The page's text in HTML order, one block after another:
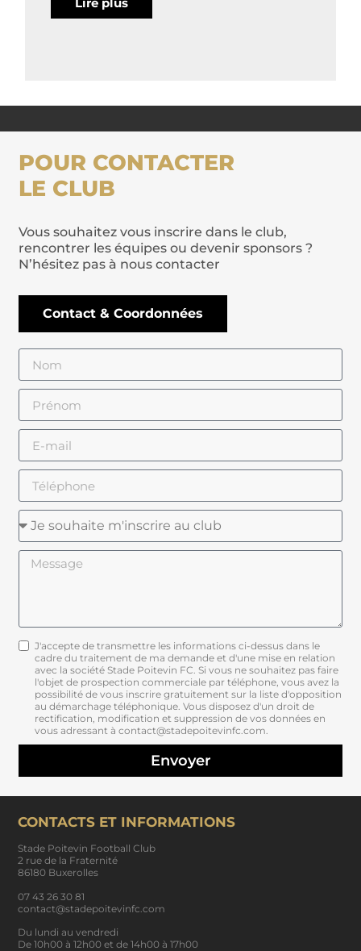
POUR CONTACTER
LE CLUB
Vous souhaitez vous inscrire dans le club,
rencontrer les équipes ou devenir sponsors ?
N’hésitez pas à nous contacter
Contact & Coordonnées
J'accepte de transmettre les informations ci-dessus dans le
cadre du traitement de ma demande et d'une mise en relation
avec la société Stade Poitevin FC. Si vous ne souhaitez pas faire
l'objet de prospection commerciale par téléphone, vous avez la
possibilité de vous inscrire gratuitement sur la liste d'opposition
au démarchage téléphonique. Vous disposez d'un droit de
rectification, modification et suppression de vos données en
vous adressant à contact@stadepoitevinfc.com.
Envoyer
CONTACTS ET INFORMATIONS
Stade Poitevin Football Club
2 rue de la Fraternité
86180 Buxerolles
07 43 26 30 81
contact@stadepoitevinfc.com
Du lundi au vendredi
De 10h00 à 12h00 et de 14h00 à 17h00